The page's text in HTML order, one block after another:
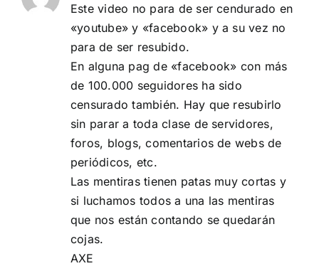
Este video no para de ser cendurado en
«youtube» y «facebook» y a su vez no
para de ser resubido.
En alguna pag de «facebook» con más
de 100.000 seguidores ha sido
censurado también. Hay que resubirlo
sin parar a toda clase de servidores,
foros, blogs, comentarios de webs de
periódicos, etc.
Las mentiras tienen patas muy cortas y
si luchamos todos a una las mentiras
que nos están contando se quedarán
cojas.
AXE